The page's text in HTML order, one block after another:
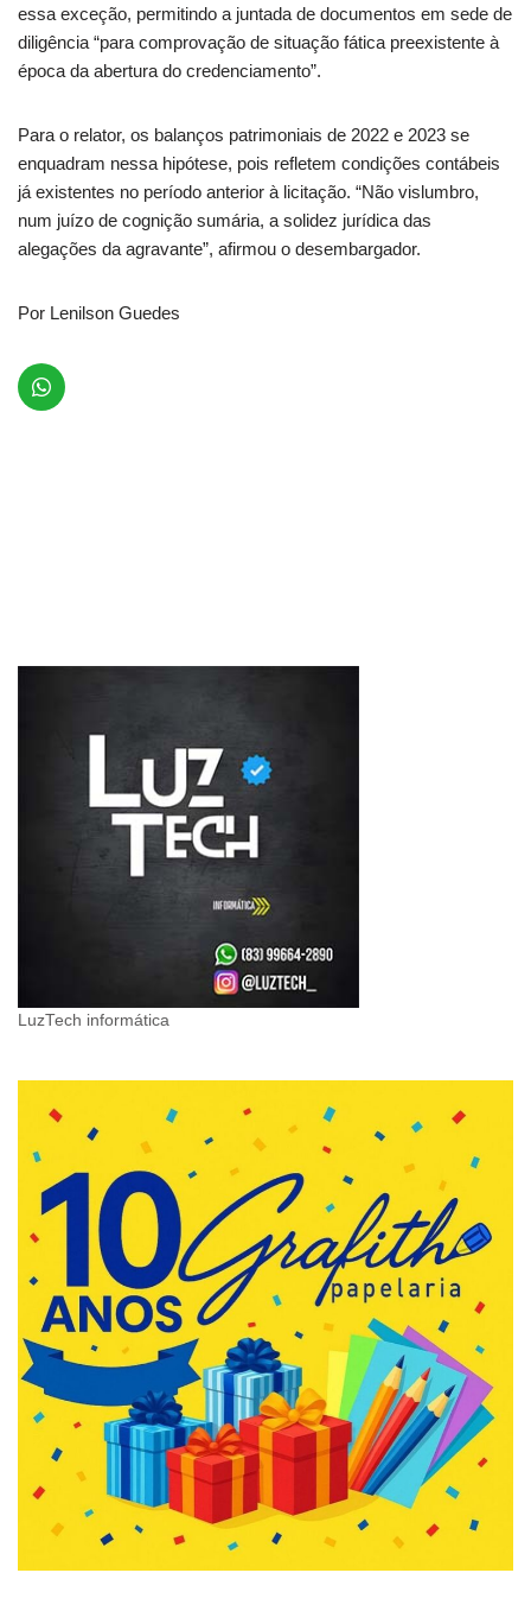
essa exceção, permitindo a juntada de documentos em sede de
diligência “para comprovação de situação fática preexistente à
época da abertura do credenciamento”.
Para o relator, os balanços patrimoniais de 2022 e 2023 se
enquadram nessa hipótese, pois refletem condições contábeis
já existentes no período anterior à licitação. “Não vislumbro,
num juízo de cognição sumária, a solidez jurídica das
alegações da agravante”, afirmou o desembargador.
Por Lenilson Guedes
LuzTech informática